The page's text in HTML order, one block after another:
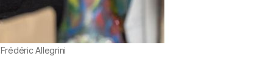
Frédéric Allegrini